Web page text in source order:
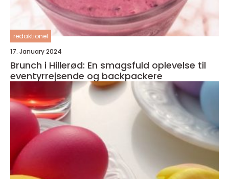
redaktionel
17. January 2024
Brunch i Hillerød: En smagsfuld oplevelse til
eventyrrejsende og backpackere